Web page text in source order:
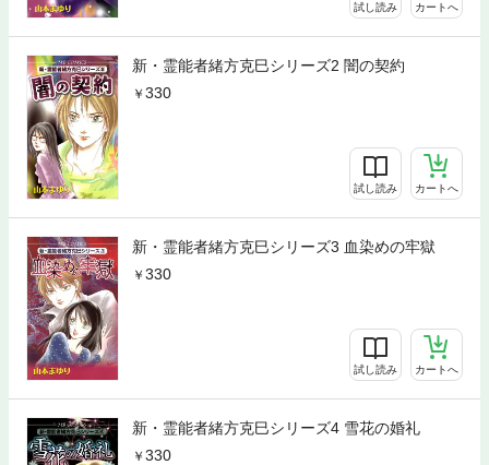
試し読み カートへ
新・霊能者緒方克巳シリーズ2 闇の契約
330
試し読み カートへ
新・霊能者緒方克巳シリーズ3 血染めの牢獄
330
試し読み カートへ
新・霊能者緒方克巳シリーズ4 雪花の婚礼
330